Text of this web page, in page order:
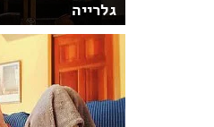
גלרייה